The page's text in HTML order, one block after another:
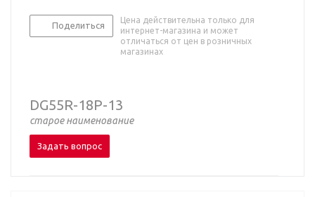
Поделиться
Цена действительна только для
интернет-магазина и может
отличаться от цен в розничных
магазинах
DG55R-18P-13
старое наименование
Задать вопрос